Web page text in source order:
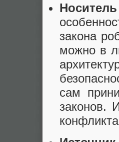
закона
можно в
сам
законов.